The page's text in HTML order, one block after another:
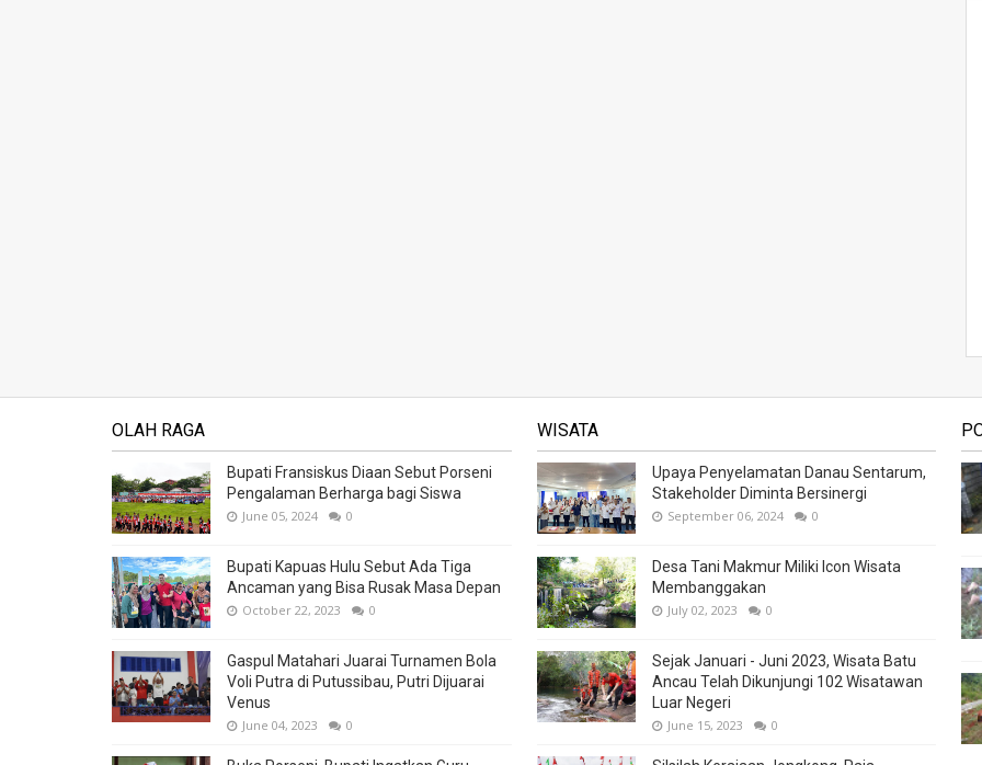
OLAH RAGA
Bupati Fransiskus Diaan Sebut Porseni
Pengalaman Berharga bagi Siswa
June 05, 2024 0
Bupati Kapuas Hulu Sebut Ada Tiga
Ancaman yang Bisa Rusak Masa Depan
October 22, 2023 0
Gaspul Matahari Juarai Turnamen Bola
Voli Putra di Putussibau, Putri Dijuarai
Venus
June 04, 2023 0
WISATA
Upaya Penyelamatan Danau Sentarum,
Stakeholder Diminta Bersinergi
September 06, 2024 0
Desa Tani Makmur Miliki Icon Wisata
Membanggakan
July 02, 2023 0
Sejak Januari - Juni 2023, Wisata Batu
Ancau Telah Dikunjungi 102 Wisatawan
Luar Negeri
June 15, 2023 0